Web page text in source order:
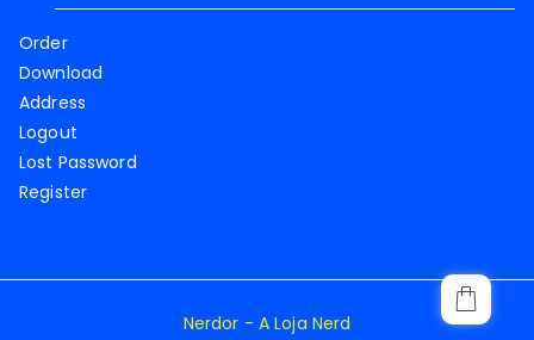
Order
Download
Address
Logout
Lost Password
Register
Nerdor - A Loja Nerd